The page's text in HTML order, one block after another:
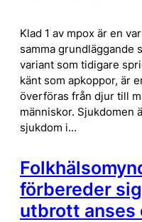
Klad 1 av mpox är en
samma grundläggande
variant som tidigare
känt som apkoppor, är
överföras från djur till
människor. Sjukdomen
sjukdom i…
förbereder
utbrott anses